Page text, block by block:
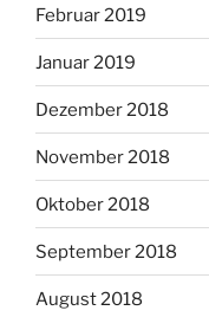
Februar 2019
Januar 2019
Dezember 2018
November 2018
Oktober 2018
September 2018
August 2018